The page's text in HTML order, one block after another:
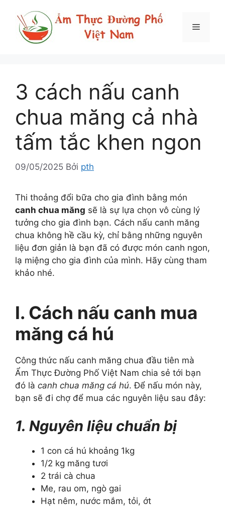
Menu
3 cách nấu canh
chua măng cả nhà
tấm tắc khen ngon
09/05/2025 Bởi pth
Thi thoảng đổi bữa cho gia đình bằng món
canh chua măng sẽ là sự lựa chọn vô cùng lý
tưởng cho gia đình bạn. Cách nấu canh măng
chua không hề cầu kỳ, chỉ bằng những nguyên
liệu đơn giản là bạn đã có được món canh ngon,
lạ miệng cho gia đình của mình. Hãy cùng tham
khảo nhé.
I. Cách nấu canh mua
măng cá hú
Công thức nấu canh măng chua đầu tiên mà
Ẩm Thực Đường Phố Việt Nam chia sẻ tới bạn
đó là canh chua măng cá hú. Để nấu món này,
bạn sẽ đi chợ để mua các nguyên liệu sau đây:
1. Nguyên liệu chuẩn bị
1 con cá hú khoảng 1kg
1/2 kg măng tươi
2 trái cà chua
Me, rau om, ngò gai
Hạt nêm, nước mắm, tỏi, ớt